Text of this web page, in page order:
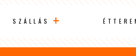
SZÁLLÁS